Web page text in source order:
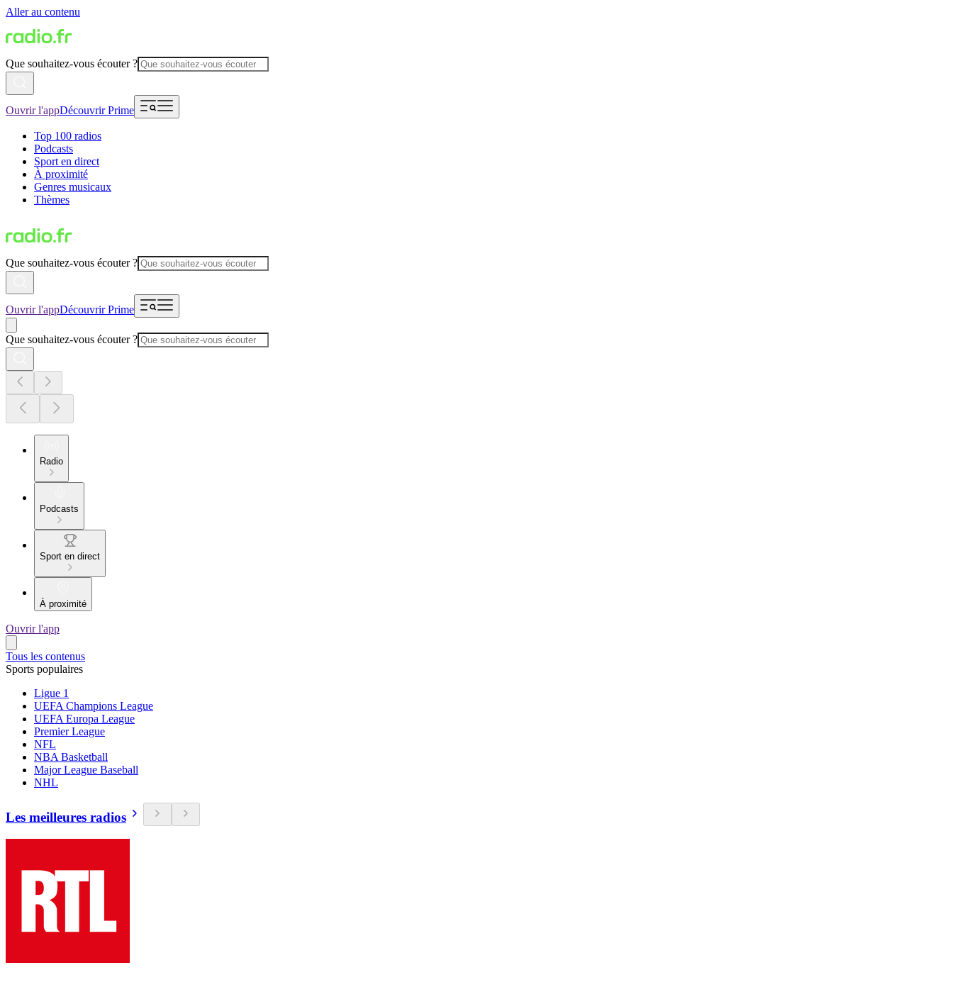
Aller au contenu
Que souhaitez-vous écouter ?
Ouvrir l'appDécouvrir Prime
Top 100 radios
Podcasts
Sport en direct
À proximité
Genres musicaux
Thèmes
Que souhaitez-vous écouter ?
Ouvrir l'appDécouvrir Prime
Que souhaitez-vous écouter ?
Radio
Podcasts
Sport en direct
À proximité
Ouvrir l'app
Tous les contenus
Sports populaires
Ligue 1
UEFA Champions League
UEFA Europa League
Premier League
NFL
NBA Basketball
Major League Baseball
NHL
Les meilleures radios